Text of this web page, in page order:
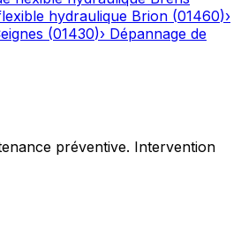
hydraulique Brion (01460)›
(01430)› Dépannage de
préventive. Intervention